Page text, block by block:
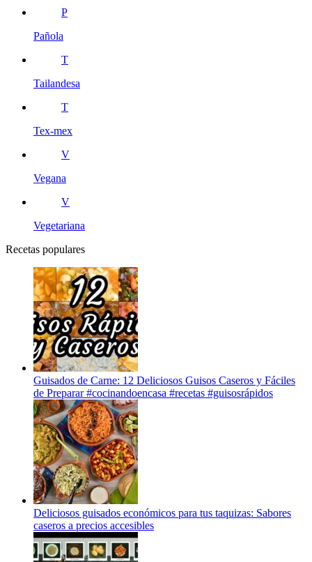
P
Pañola
T
Tailandesa
T
Tex-mex
V
Vegana
V
Vegetariana
Recetas populares
Guisados de Carne: 12 Deliciosos Guisos Caseros y Fáciles
de Preparar #cocinandoencasa #recetas #guisosrápidos
Deliciosos guisados económicos para tus taquizas: Sabores
caseros a precios accesibles